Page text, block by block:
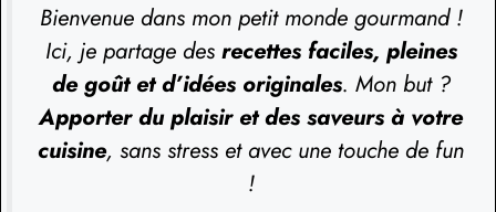
Bienvenue dans mon petit monde gourmand !
Ici, je partage des recettes faciles, pleines
de goût et d’idées originales. Mon but ?
Apporter du plaisir et des saveurs à votre
cuisine, sans stress et avec une touche de fun
!